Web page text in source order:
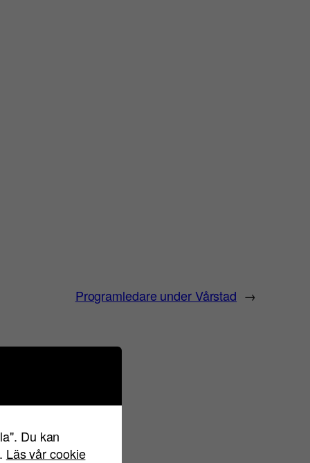
Programledare under Vårstad →
Du kan
Läs vår cookie